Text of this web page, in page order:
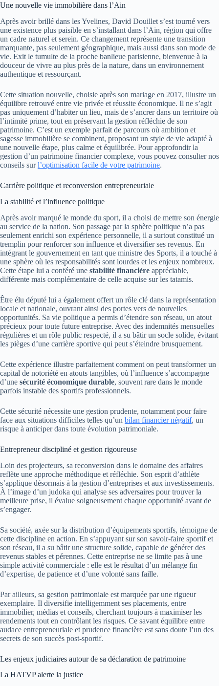
Une nouvelle vie immobilière dans l’Ain
Après avoir brillé dans les Yvelines, David Douillet s’est tourné vers
une existence plus paisible en s’installant dans l’Ain, région qui offre
un cadre naturel et serein. Ce changement représente une transition
marquante, pas seulement géographique, mais aussi dans son mode de
vie. Exit le tumulte de la proche banlieue parisienne, bienvenue à la
douceur de vivre au plus près de la nature, dans un environnement
authentique et ressourçant.
Cette situation nouvelle, choisie après son mariage en 2017, illustre un
équilibre retrouvé entre vie privée et réussite économique. Il ne s’agit
pas uniquement d’habiter un lieu, mais de s’ancrer dans un territoire où
l’intimité prime, tout en préservant la gestion réfléchie de son
patrimoine. C’est un exemple parfait de parcours où ambition et
sagesse immobilière se combinent, proposant un style de vie adapté à
une nouvelle étape, plus calme et équilibrée. Pour approfondir la
gestion d’un patrimoine financier complexe, vous pouvez consulter nos
conseils surl’optimisation facile de votre patrimoine.
Carrière politique et reconversion entrepreneuriale
La stabilité et l’influence politique
Après avoir marqué le monde du sport, il a choisi de mettre son énergie
au service de la nation. Son passage par la sphère politique n’a pas
seulement enrichi son expérience personnelle, il a surtout constitué un
tremplin pour renforcer son influence et diversifier ses revenus. En
intégrant le gouvernement en tant que ministre des Sports, il a touché à
une sphère où les responsabilités sont lourdes et les enjeux nombreux.
Cette étape lui a conféré une stabilité financière appréciable,
différente mais complémentaire de celle acquise sur les tatamis.
Être élu député lui a également offert un rôle clé dans la représentation
locale et nationale, ouvrant ainsi des portes vers de nouvelles
opportunités. Sa vie politique a permis d’étendre son réseau, un atout
précieux pour toute future entreprise. Avec des indemnités mensuelles
régulières et un rôle public respecté, il a su bâtir un socle solide, évitant
les pièges d’une carrière sportive qui peut s’éteindre brusquement.
Cette expérience illustre parfaitement comment on peut transformer un
capital de notoriété en atouts tangibles, où l’influence s’accompagne
d’une sécurité économique durable, souvent rare dans le monde
parfois instable des sportifs professionnels.
Cette sécurité nécessite une gestion prudente, notamment pour faire
face aux situations difficiles telles qu’un bilan financier négatif, un
risque à anticiper dans toute évolution patrimoniale.
Entrepreneur discipliné et gestion rigoureuse
Loin des projecteurs, sa reconversion dans le domaine des affaires
reflète une approche méthodique et réfléchie. Son esprit d’athlète
s’applique désormais à la gestion d’entreprises et aux investissements.
À l’image d’un judoka qui analyse ses adversaires pour trouver la
meilleure prise, il évalue soigneusement chaque opportunité avant de
s’engager.
Sa société, axée sur la distribution d’équipements sportifs, témoigne de
cette discipline en action. En s’appuyant sur son savoir-faire sportif et
son réseau, il a su bâtir une structure solide, capable de générer des
revenus stables et pérennes. Cette entreprise ne se limite pas à une
simple activité commerciale : elle est le résultat d’un mélange fin
d’expertise, de patience et d’une volonté sans faille.
Par ailleurs, sa gestion patrimoniale est marquée par une rigueur
exemplaire. Il diversifie intelligemment ses placements, entre
immobilier, médias et conseils, cherchant toujours à maximiser les
rendements tout en contrôlant les risques. Ce savant équilibre entre
audace entrepreneuriale et prudence financière est sans doute l’un des
secrets de son succès post-sportif.
Les enjeux judiciaires autour de sa déclaration de patrimoine
La HATVP alerte la justice